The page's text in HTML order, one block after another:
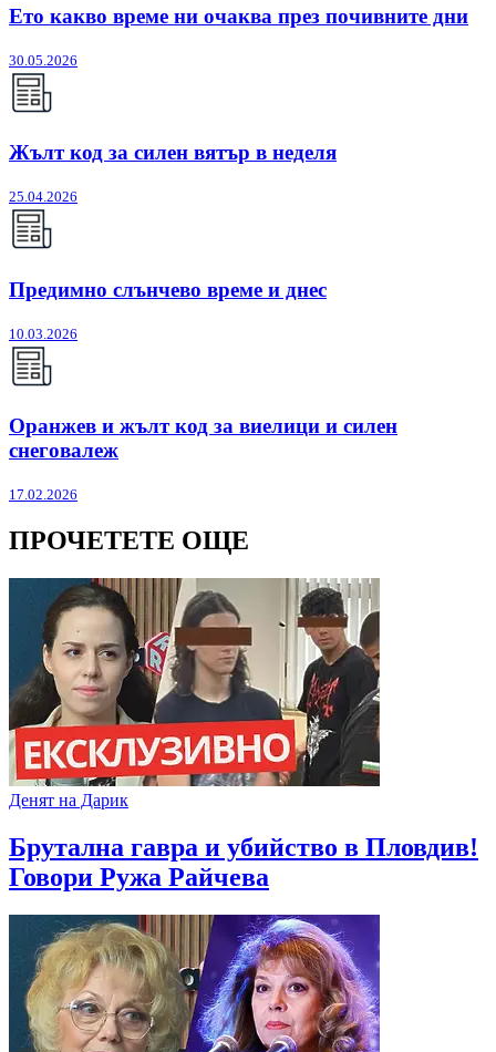
Ето какво време ни очаква през почивните дни
30.05.2026
Жълт код за силен вятър в неделя
25.04.2026
Предимно слънчево време и днес
10.03.2026
Оранжев и жълт код за виелици и силен
снеговалеж
17.02.2026
ПРОЧЕТЕТЕ ОЩЕ
Денят на Дарик
Брутална гавра и убийство в Пловдив!
Говори Ружа Райчева